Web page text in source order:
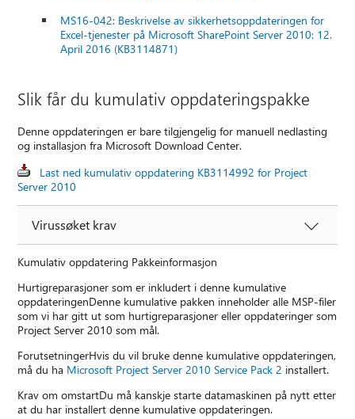
MS16-042: Beskrivelse av sikkerhetsoppdateringen for
Excel-tjenester på Microsoft SharePoint Server 2010: 12.
April 2016 (KB3114871)
Slik får du kumulativ oppdateringspakke
Denne oppdateringen er bare tilgjengelig for manuell nedlasting
og installasjon fra Microsoft Download Center.
Last ned kumulativ oppdatering KB3114992 for Project
Server 2010
Virussøket krav
Kumulativ oppdatering Pakkeinformasjon
Hurtigreparasjoner som er inkludert i denne kumulative
oppdateringenDenne kumulative pakken inneholder alle MSP-filer
som vi har gitt ut som hurtigreparasjoner eller oppdateringer som
Project Server 2010 som mål.
ForutsetningerHvis du vil bruke denne kumulative oppdateringen,
må du ha Microsoft Project Server 2010 Service Pack 2 installert.
Krav om omstartDu må kanskje starte datamaskinen på nytt etter
at du har installert denne kumulative oppdateringen.